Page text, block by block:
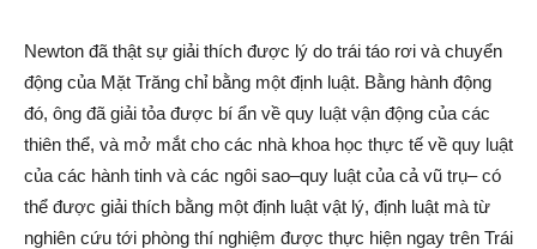
Newton đã thật sự giải thích được lý do trái táo rơi và chuyển
động của Mặt Trăng chỉ bằng một định luật. Bằng hành động
đó, ông đã giải tỏa được bí ẩn về quy luật vận động của các
thiên thể, và mở mắt cho các nhà khoa học thực tế về quy luật
của các hành tinh và các ngôi sao–quy luật của cả vũ trụ– có
thể được giải thích bằng một định luật vật lý, định luật mà từ
nghiên cứu tới phòng thí nghiệm được thực hiện ngay trên Trái